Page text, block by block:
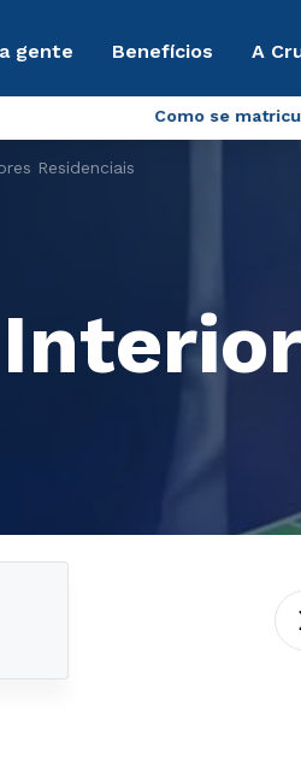
gente Benefícios A
Como se
Residenciais